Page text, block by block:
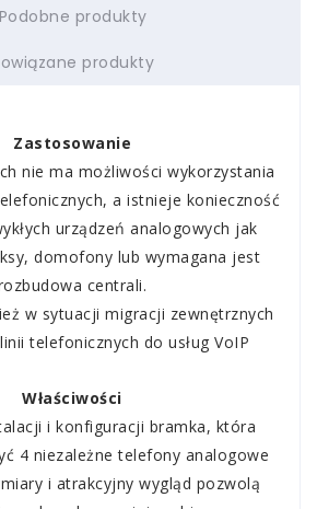
Podobne produkty
produkty
Zastosowanie
nie ma możliwości wykorzystania
a istnieje konieczność
urządzeń analogowych jak
domofony lub wymagana jest
centrali.
w sytuacji migracji zewnętrznych
telefonicznych do usług VoIP
Właściwości
i konfiguracji bramka, która
4 niezależne telefony analogowe
i atrakcyjny wygląd pozwolą